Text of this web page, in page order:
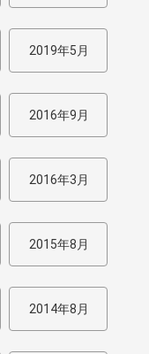
2019年5月
2016年9月
2016年3月
2015年8月
2014年8月